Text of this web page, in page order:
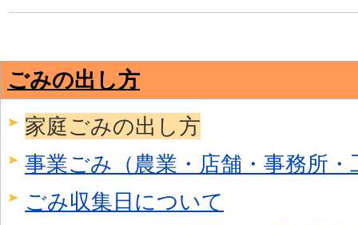
ごみの出し方
家庭ごみの出し方
事業ごみ（農業・店舗・事務所・
ごみ収集日について